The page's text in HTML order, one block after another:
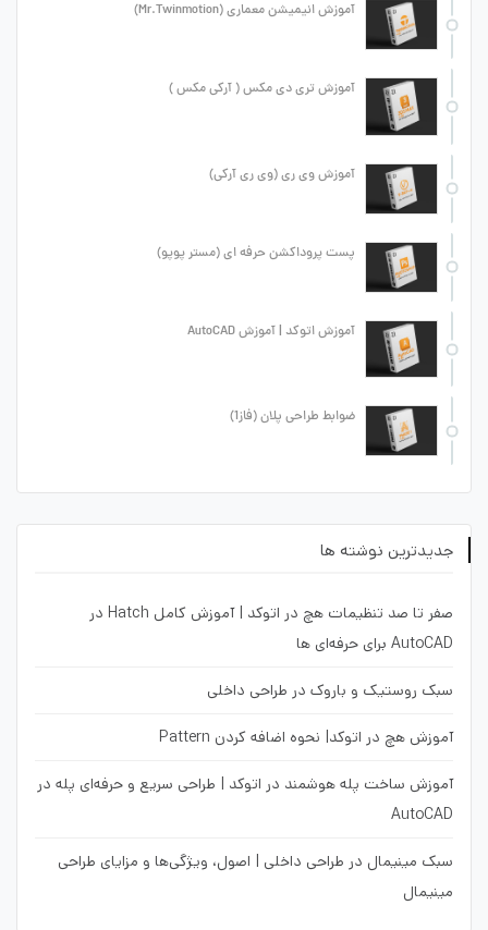
آموزش انیمیشن معماری (Mr.Twinmotion)
آموزش تری دی مکس ( آرکی مکس )
آموزش وی ری (وی ری آرکی)
پست پروداکشن حرفه ای (مستر پوپو)
آموزش اتوکد | آموزش AutoCAD
ضوابط طراحی پلان (فاز1)
جدیدترین نوشته ها
صفر تا صد تنظیمات هچ در اتوکد | آموزش کامل Hatch در
AutoCAD برای حرفه‌ای ها
سبک روستیک و باروک در طراحی داخلی
آموزش هچ در اتوکد| نحوه اضافه کردن Pattern
آموزش ساخت پله هوشمند در اتوکد | طراحی سریع و حرفه‌ای پله در
AutoCAD
سبک مینیمال در طراحی داخلی | اصول، ویژگی‌ها و مزایای طراحی
مینیمال